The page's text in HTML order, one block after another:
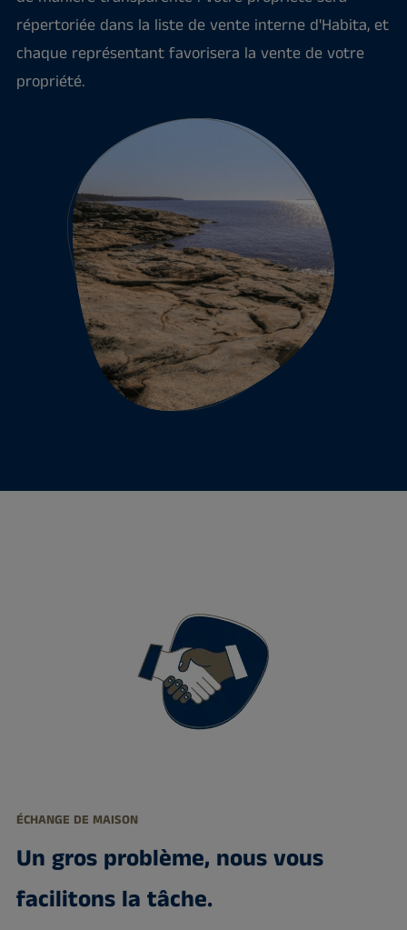
répertoriée dans la liste de vente interne d'Habita, et
chaque représentant favorisera la vente de votre
propriété.
ÉCHANGE DE MAISON
Un gros problème, nous vous
facilitons la tâche.